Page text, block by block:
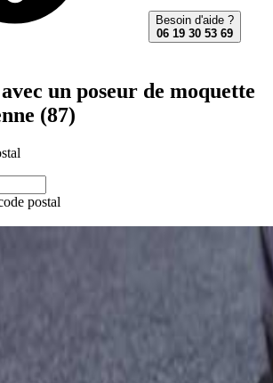
Besoin d'aide ?
06 19 30 53 69
un poseur de moquette
(87)
postal